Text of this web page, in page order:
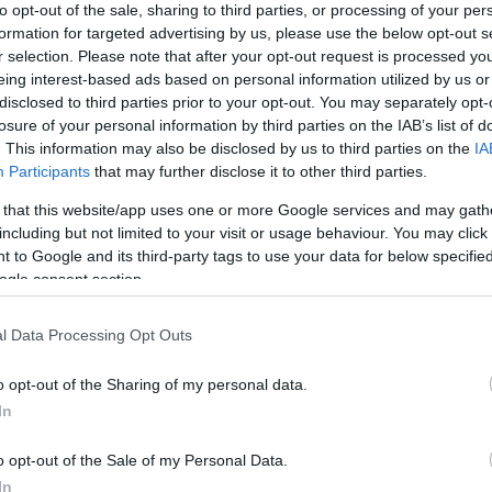
opt-out of the sale, sharing to third parties, or processing of your
for targeted advertising by us, please use the below opt-out
selection. Please note that after your opt-out request is processed
interest-based ads based on personal information utilized by us
to third parties prior to your opt-out. You may separately
of your personal information by third parties on the IAB’s list of
This information may also be disclosed by us to third parties on the
Participants that may further disclose it to other third parties.
that this website/app uses one or more Google services and may
but not limited to your visit or usage behaviour. You may
to Google and its third-party tags to use your data for below
consent section.
Data Processing Opt Outs
opt-out of the Sharing of my personal data.
opt-out of the Sale of my Personal Data.
viszont minden fejlemény
részletekért viszont érdemes a
azzal, hogy egy európai – topbajnokságban
Szeretném megköszönni a Vasas Kubala
hogy az a akadémián eltöltött hónapok
milyen sokat jelent nekem ez a lehetőség, így
edzők és szakemberek lelkiismeretes munkáját
üzenem, hogy nagyon jól éreztem magam velük
az aláírást követően."